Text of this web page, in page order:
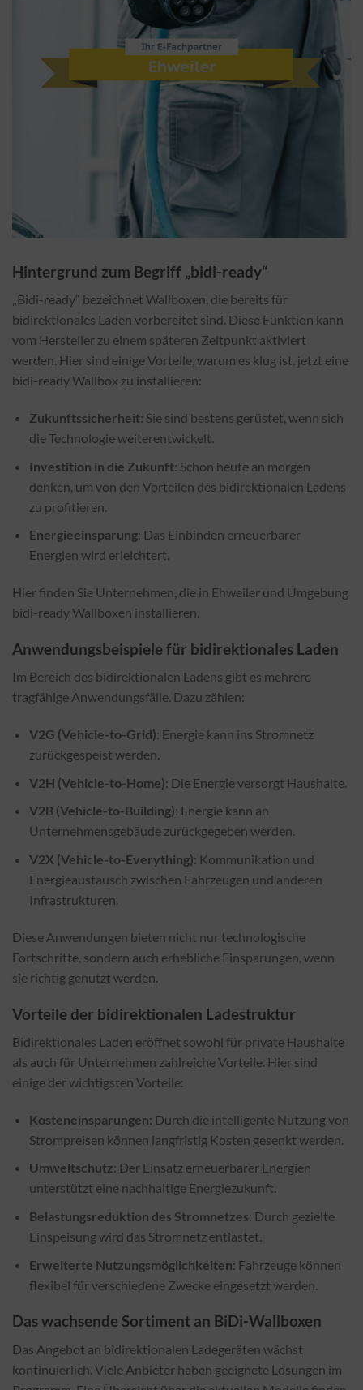
Hintergrund zum Begriff „bidi-ready“
„Bidi-ready“ bezeichnet Wallboxen, die bereits für
bidirektionales Laden vorbereitet sind. Diese Funktion kann
vom Hersteller zu einem späteren Zeitpunkt aktiviert
werden. Hier sind einige Vorteile, warum es klug ist, jetzt eine
bidi-ready Wallbox zu installieren:
Zukunftssicherheit: Sie sind bestens gerüstet, wenn sich
die Technologie weiterentwickelt.
Investition in die Zukunft: Schon heute an morgen
denken, um von den Vorteilen des bidirektionalen Ladens
zu profitieren.
Energieeinsparung: Das Einbinden erneuerbarer
Energien wird erleichtert.
Hier finden Sie Unternehmen, die in Ehweiler und Umgebung
bidi-ready Wallboxen installieren.
Anwendungsbeispiele für bidirektionales Laden
Im Bereich des bidirektionalen Ladens gibt es mehrere
tragfähige Anwendungsfälle. Dazu zählen:
V2G (Vehicle-to-Grid): Energie kann ins Stromnetz
zurückgespeist werden.
V2H (Vehicle-to-Home): Die Energie versorgt Haushalte.
V2B (Vehicle-to-Building): Energie kann an
Unternehmensgebäude zurückgegeben werden.
V2X (Vehicle-to-Everything): Kommunikation und
Energieaustausch zwischen Fahrzeugen und anderen
Infrastrukturen.
Diese Anwendungen bieten nicht nur technologische
Fortschritte, sondern auch erhebliche Einsparungen, wenn
sie richtig genutzt werden.
Vorteile der bidirektionalen Ladestruktur
Bidirektionales Laden eröffnet sowohl für private Haushalte
als auch für Unternehmen zahlreiche Vorteile. Hier sind
einige der wichtigsten Vorteile:
Kosteneinsparungen: Durch die intelligente Nutzung von
Strompreisen können langfristig Kosten gesenkt werden.
Umweltschutz: Der Einsatz erneuerbarer Energien
unterstützt eine nachhaltige Energiezukunft.
Belastungsreduktion des Stromnetzes: Durch gezielte
Einspeisung wird das Stromnetz entlastet.
Erweiterte Nutzungsmöglichkeiten: Fahrzeuge können
flexibel für verschiedene Zwecke eingesetzt werden.
Das wachsende Sortiment an BiDi-Wallboxen
Das Angebot an bidirektionalen Ladegeräten wächst
kontinuierlich. Viele Anbieter haben geeignete Lösungen im